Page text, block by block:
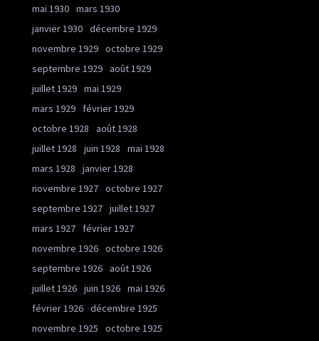
mai 1930 mars 1930
janvier 1930 décembre 1929
novembre 1929 octobre 1929
septembre 1929 août 1929
juillet 1929 mai 1929
mars 1929
février 1929
octobre 1928
août 1928
juillet 1928
juin 1928
mai 1928
mars 1928
janvier 1928
novembre 1927 octobre 1927
septembre 1927 juillet 1927
mars 1927
février 1927
novembre 1926 octobre 1926
septembre 1926 août 1926
juillet 1926 juin 1926 mai 1926
février 1926 décembre 1925
novembre 1925
octobre 1925